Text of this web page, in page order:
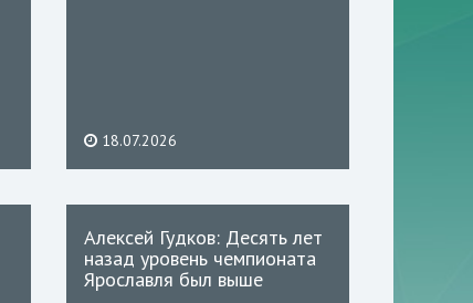
18.07.2026
Алексей Гудков: Десять лет
назад уровень чемпионата
Ярославля был выше